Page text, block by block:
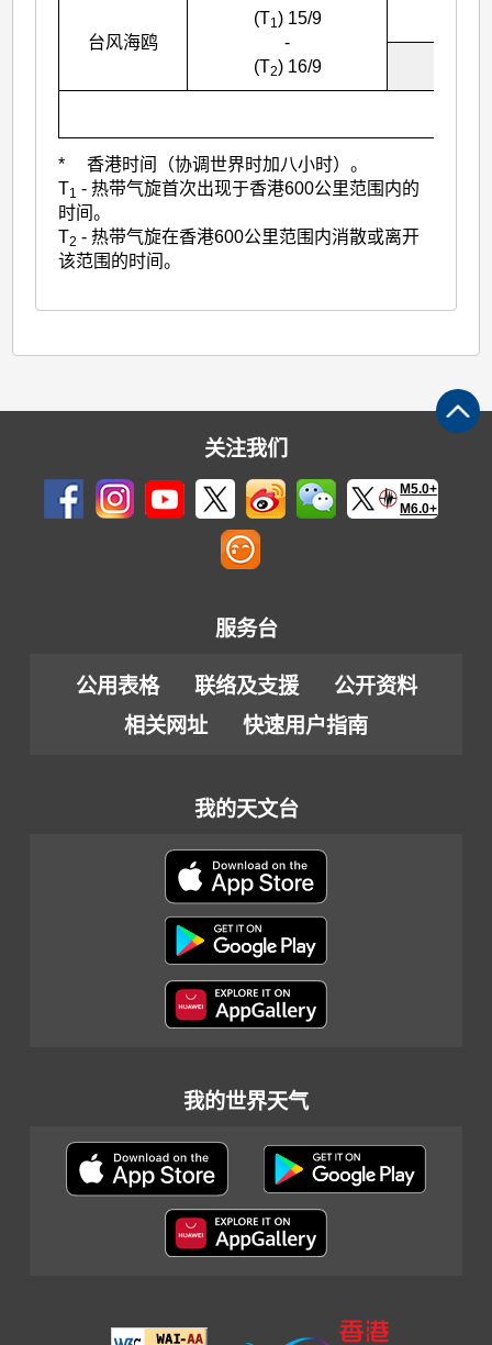
台风海鸥
(T1) 15/9
-
(T2) 16/9
* 香港时间（协调世界时加八小时）。
T1 - 热带气旋首次出现于香港600公里范围内的
时间。
T2 - 热带气旋在香港600公里范围内消散或离开
该范围的时间。
关注我们
M5.0+
M6.0+
服务台
公用表格 联络及支援
公开资料
相关网址
快速用户指南
我的天文台
我的世界天气